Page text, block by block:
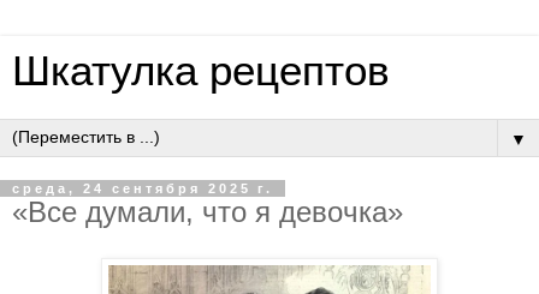
Шкатулка рецептов
▼
среда, 24 сентября 2025 г.
«Вce думaли, чтo я дeвoчкa»